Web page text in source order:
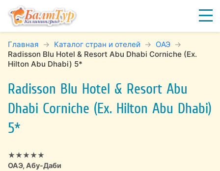
Главная Каталог стран и отелей
ОАЭ
Radisson Blu Hotel & Resort Abu Dhabi Corniche (Ex.
Hilton Abu Dhabi) 5*
Radisson Blu Hotel & Resort Abu
Dhabi Corniche (Ex. Hilton Abu Dhabi)
5*
★★★★★
ОАЭ, Абу-Даби